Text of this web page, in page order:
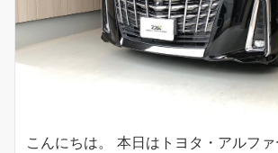
こんにちは。 本日はトヨタ・アルフ